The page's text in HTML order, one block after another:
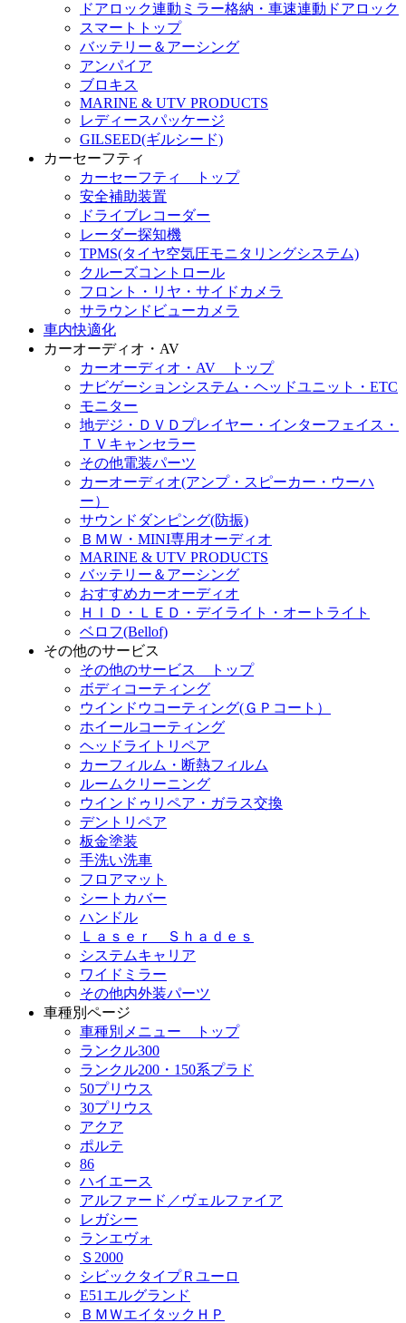
ドアロック連動ミラー格納・車速連動ドアロック
スマートトップ
バッテリー＆アーシング
アンパイア
ブロキス
MARINE & UTV PRODUCTS
レディースパッケージ
GILSEED(ギルシード)
カーセーフティ
カーセーフティ トップ
安全補助装置
ドライブレコーダー
レーダー探知機
TPMS(タイヤ空気圧モニタリングシステム)
クルーズコントロール
フロント・リヤ・サイドカメラ
サラウンドビューカメラ
車内快適化
カーオーディオ・AV
カーオーディオ・AV トップ
ナビゲーションシステム・ヘッドユニット・ETC
モニター
地デジ・ＤＶＤプレイヤー・インターフェイス・
ＴＶキャンセラー
その他電装パーツ
カーオーディオ(アンプ・スピーカー・ウーハ
ー）
サウンドダンピング(防振)
ＢＭＷ・MINI専用オーディオ
MARINE & UTV PRODUCTS
バッテリー＆アーシング
おすすめカーオーディオ
ＨＩＤ・ＬＥＤ・デイライト・オートライト
ベロフ(Bellof)
その他のサービス
その他のサービス トップ
ボディコーティング
ウインドウコーティング(ＧＰコート）
ホイールコーティング
ヘッドライトリペア
カーフィルム・断熱フィルム
ルームクリーニング
ウインドゥリペア・ガラス交換
デントリペア
板金塗装
手洗い洗車
フロアマット
シートカバー
ハンドル
Ｌａｓｅｒ Ｓｈａｄｅｓ
システムキャリア
ワイドミラー
その他内外装パーツ
車種別ページ
車種別メニュー トップ
ランクル300
ランクル200・150系プラド
50プリウス
30プリウス
アクア
ポルテ
86
ハイエース
アルファード／ヴェルファイア
レガシー
ランエヴォ
Ｓ2000
シビックタイプＲユーロ
E51エルグランド
ＢＭＷエイタックＨＰ